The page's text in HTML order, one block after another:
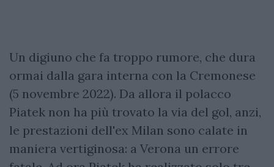
Un digiuno che fa troppo rumore, che dura
ormai dalla gara interna con la Cremonese
(5 novembre 2022). Da allora il polacco
Piatek non ha più trovato la via del gol, anzi,
le prestazioni dell'ex Milan sono calate in
maniera vertiginosa: a Verona un errore